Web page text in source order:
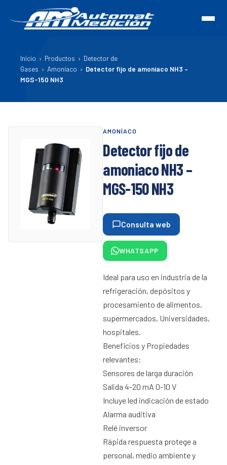
Inicio › Productos › Detector de
Gases › Amoníaco › Detector fijo de amoniaco NH3 –
MGS-150 NH3
AMONÍACO
Detector fijo de
amoniaco NH3 –
MGS-150 NH3
Consulta web
WHATSAPP
Ideal para uso en industria de la
refrigeración, depósitos y
procesamiento de alimentos,
supermercados, Universidades,
hospitales.
Beneficios y Propiedades
relevantes:
Sensores de larga duración
Salida 4-20 mA 0-10 V
Incluye led indicación de estado
Alarma auditiva
Relé inversor
Rápida respuesta protege a
personal, medio ambiente y